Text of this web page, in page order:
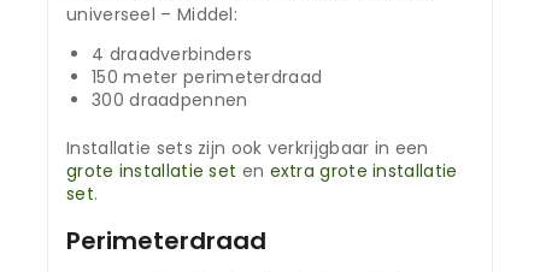
universeel – Middel:
4 draadverbinders
150 meter perimeterdraad
300 draadpennen
Installatie sets zijn ook verkrijgbaar in een
grote installatie set en extra grote installatie
set.
Perimeterdraad